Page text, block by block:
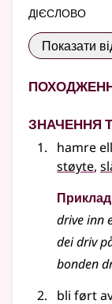
дієслово
Показати
Значення
hamre
støyte,
Приклад
drive inn
dei driv
bonden
bli ført